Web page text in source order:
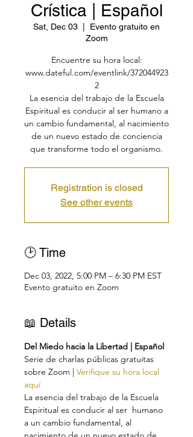
Crística | Español
Sat, Dec 03
Evento gratuito en
Zoom
Encuentre su hora local:
www.dateful.com/eventlink/372044923
2
La esencia del trabajo de la Escuela
Espiritual es conducir al ser humano a
un cambio fundamental, al nacimiento
de un nuevo estado de conciencia
que transforme todo el organismo.
Registration is closed
See other events
🕑 Time
Dec 03, 2022, 5:00 PM – 6:30 PM EST
Evento gratuito en Zoom
📖 Details
Del Miedo hacia la Libertad | Español
Serie de charlas públicas gratuitas
sobre Zoom | Verifique su hora local
aquí
La esencia del trabajo de la Escuela
Espiritual es conducir al ser  humano
a un cambio fundamental, al